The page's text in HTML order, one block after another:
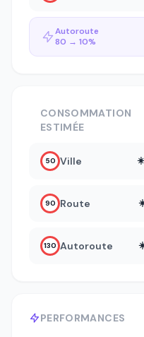
Autoroute
80 → 10%
PERFORMANCES
CONSOMMATION
ESTIMÉE
50 Ville ☀️
90 Route
130 Autoroute